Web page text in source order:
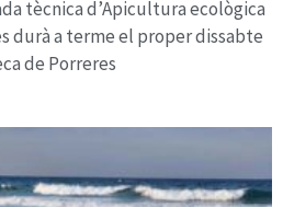
tècnica d’Apicultura ecològica
durà a terme el proper dissabte
de Porreres